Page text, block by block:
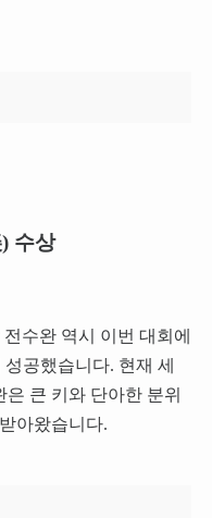
수상
수완 역시 이번 대회에
공했습니다. 현재 세
큰 키와 단아한 분위
아왔습니다.